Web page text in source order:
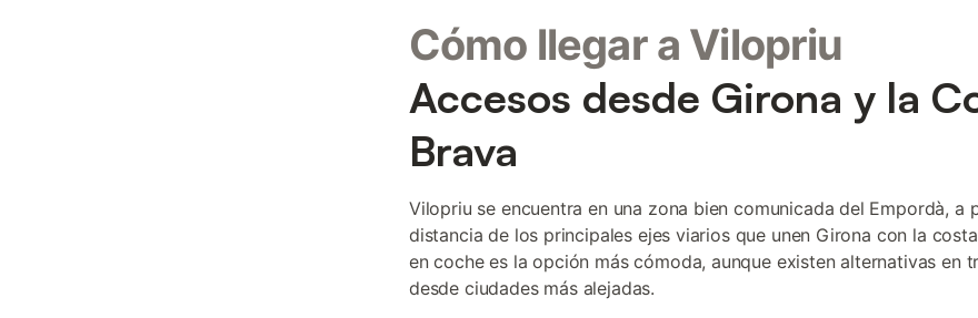
Cómo llegar a Vilopriu
Accesos desde Girona y la
Brava
Vilopriu se encuentra en una zona bien comunicada del Empordà, a
distancia de los principales ejes viarios que unen Girona con la
en coche es la opción más cómoda, aunque existen alternativas en
desde ciudades más alejadas.